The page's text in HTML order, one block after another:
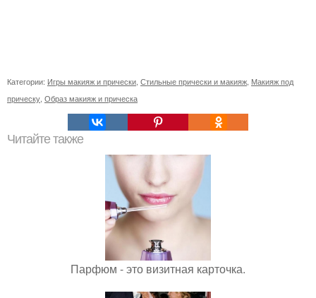
Категории: Игры макияж и прически, Стильные прически и макияж, Макияж под
прическу, Образ макияж и прическа
Читайте также
Парфюм - это визитная карточка.